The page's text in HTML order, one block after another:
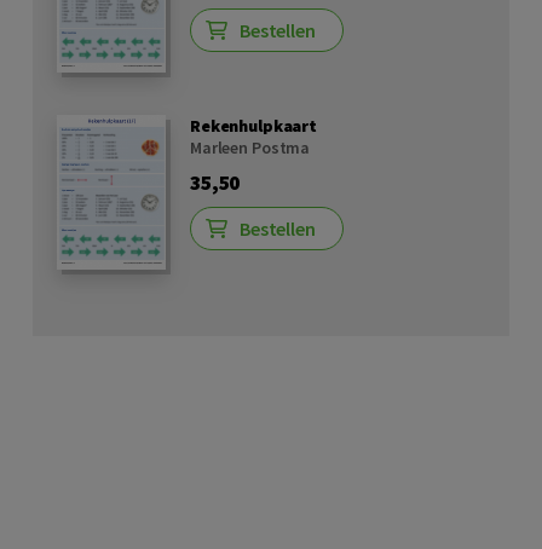
Bestellen
Rekenhulpkaart
Marleen Postma
35,50
Bestellen